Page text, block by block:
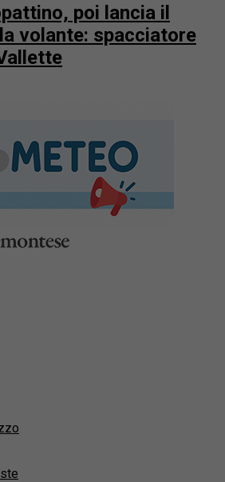
poi lancia il
volante: spacciatore